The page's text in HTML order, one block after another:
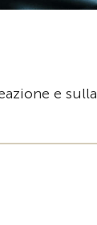
e sulla